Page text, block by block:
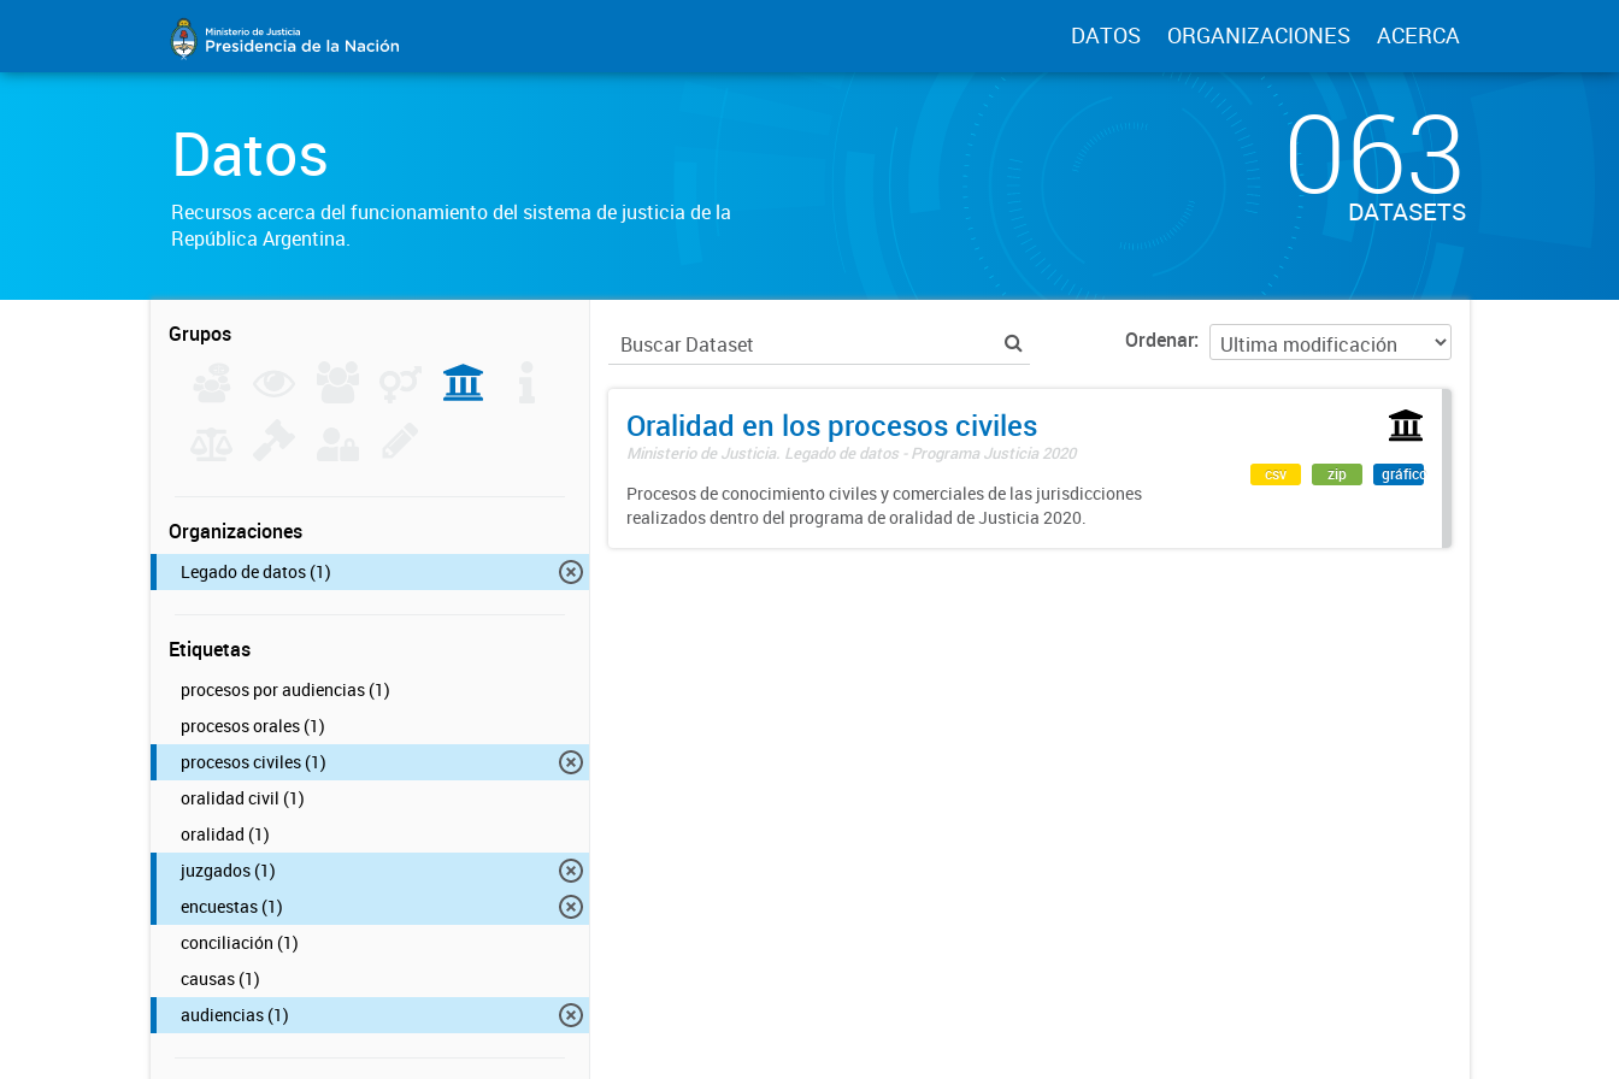
DATOS ORGANIZACIONES ACERCA
Datos
Recursos acerca del funcionamiento del sistema de justicia de la
República Argentina.
063
DATASETS
Grupos
Organizaciones
Legado de datos (1)
Etiquetas
procesos por audiencias (1)
procesos orales (1)
procesos civiles (1)
oralidad civil (1)
oralidad (1)
juzgados (1)
encuestas (1)
conciliación (1)
causas (1)
audiencias (1)
Ordenar
Oralidad en los procesos civiles
Ministerio de Justicia. Legado de datos - Programa Justicia 2020
Procesos de conocimiento civiles y comerciales de las jurisdicciones
realizados dentro del programa de oralidad de Justicia 2020.
csv zip gráfico